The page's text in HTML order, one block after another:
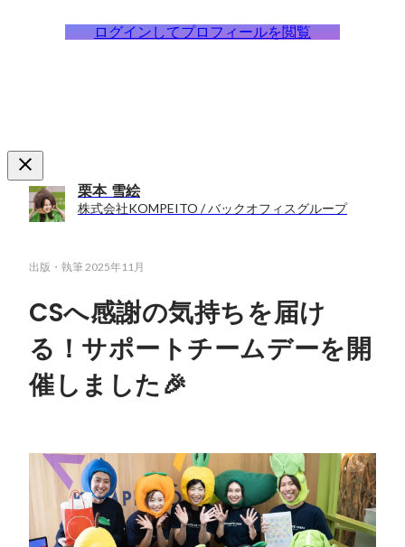
ログインしてプロフィールを閲覧
栗本 雪絵
株式会社KOMPEITO / バックオフィスグループ
出版・執筆 2025年11月
CSへ感謝の気持ちを届け
る！サポートチームデーを開
催しました🎉